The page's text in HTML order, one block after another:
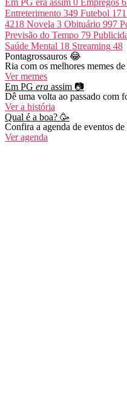
Em PG era assim 0 Empregos
Entreterimento 349 Futebol 171
4218 Novela 3 Obituário 997
Previsão do Tempo 79
Saúde Mental 18 Streaming 48
Pontagrossauros 😂
Ria com os melhores memes
Ver memes
Em PG era assim 📷
Dê uma volta ao passado com
Ver a história
Qual é a boa? 🥳
Confira a agenda de eventos de
Ver agenda